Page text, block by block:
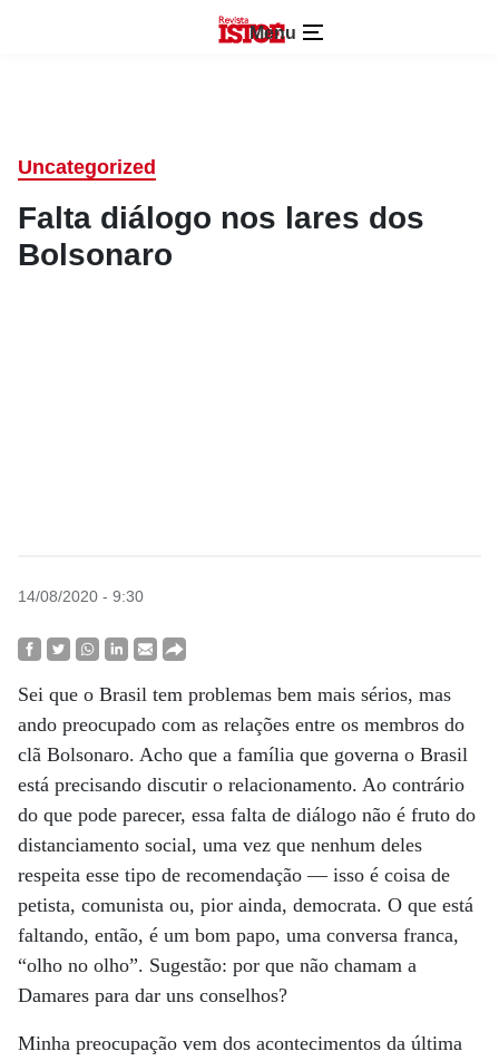
Menu
Uncategorized
Falta diálogo nos lares dos
Bolsonaro
14/08/2020 - 9:30
Sei que o Brasil tem problemas bem mais sérios, mas
ando preocupado com as relações entre os membros do
clã Bolsonaro. Acho que a família que governa o Brasil
está precisando discutir o relacionamento. Ao contrário
do que pode parecer, essa falta de diálogo não é fruto do
distanciamento social, uma vez que nenhum deles
respeita esse tipo de recomendação — isso é coisa de
petista, comunista ou, pior ainda, democrata. O que está
faltando, então, é um bom papo, uma conversa franca,
“olho no olho”. Sugestão: por que não chamam a
Damares para dar uns conselhos?
Minha preocupação vem dos acontecimentos da última